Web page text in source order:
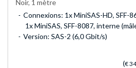
Noir, 1 mètre
Connexions: 1x MiniSAS-HD, SFF-
1x MiniSAS, SFF-8087, interne
Version: SAS-2 (6,0 Gbit/s)
(€